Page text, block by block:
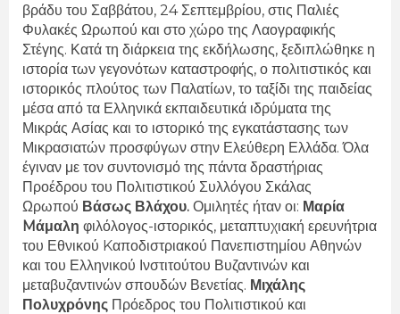
βράδυ του Σαββάτου, 24 Σεπτεμβρίου, στις Παλιές
Φυλακές Ωρωπού και στο χώρο της Λαογραφικής
Στέγης. Κατά τη διάρκεια της εκδήλωσης, ξεδιπλώθηκε η
ιστορία των γεγονότων καταστροφής, ο πολιτιστικός και
ιστορικός πλούτος των Παλατίων, το ταξίδι της παιδείας
μέσα από τα Ελληνικά εκπαιδευτικά ιδρύματα της
Μικράς Ασίας και το ιστορικό της εγκατάστασης των
Μικρασιατών προσφύγων στην Ελεύθερη Ελλάδα.Όλα
έγιναν με τον συντονισμό της πάντα δραστήριας
Προέδρου του Πολιτιστικού Συλλόγου Σκάλας
Ωρωπού Βάσως Βλάχου. Ομιλητές ήταν οι: Μαρία
Mάμαλη φιλόλογος-ιστορικός, μεταπτυχιακή ερευνήτρια
του Εθνικού Kαποδιστριακού Πανεπιστημίου Αθηνών
και του Ελληνικού Ινστιτούτου Βυζαντινών και
μεταβυζαντινών σπουδών Βενετίας. Μιχάλης
Πολυχρόνης Πρόεδρος του Πολιτιστικού και